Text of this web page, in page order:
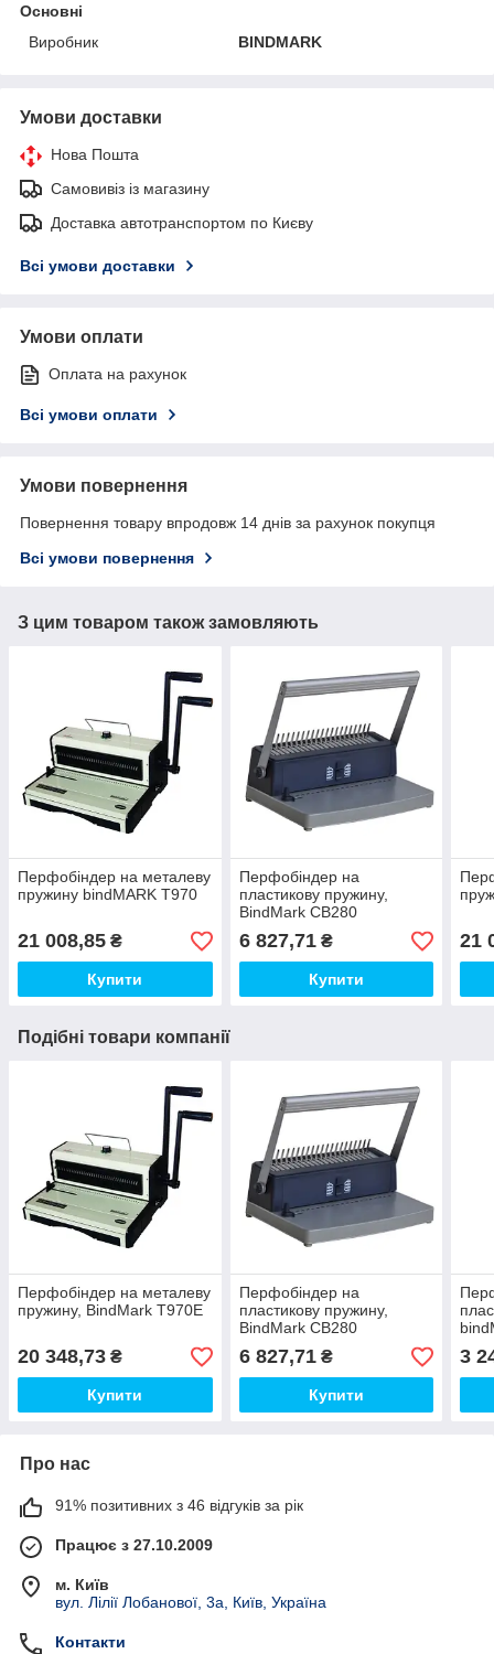
Основні
Виробник
BINDMARK
Умови доставки
Нова Пошта
Самовивіз із магазину
Доставка автотранспортом по Києву
Всі умови доставки
Умови оплати
Оплата на рахунок
Всі умови оплати
Умови повернення
Повернення товару впродовж 14 днів за рахунок покупця
Всі умови повернення
З цим товаром також замовляють
Перфобіндер на металеву
пружину bindMARK Т970
21 008,85 ₴
Купити
Перфобіндер на
пластикову пружину,
BindMark CB280
6 827,71₴
Купити
21
Подібні товари компанії
Перфобіндер на металеву
пружину, BindMark T970E
20 348,73 ₴
Купити
Перфобіндер на
пластикову пружину,
BindMark CB280
6 827,71₴
Купити
3
Про нас
91% позитивних з 46 відгуків за рік
Працює з 27.10.2009
м. Київ
вул. Лілії Лобанової, 3а, Київ, Україна
Контакти